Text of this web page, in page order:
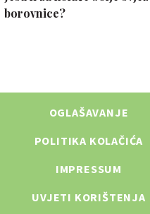
OGLAŠAVANJE
POLITIKA KOLAČIĆA
IMPRESSUM
UVJETI KORIŠTENJA